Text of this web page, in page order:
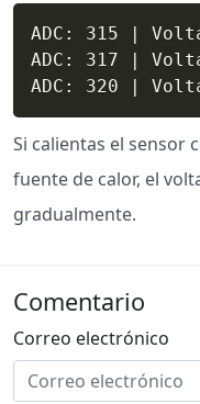
ADC: 315 |
ADC: 317 |
Si calientas el sensor
fuente de calor, el
gradualmente.
Comentario
Correo electrónico